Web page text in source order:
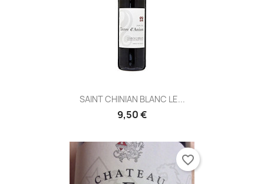
SAINT CHINIAN BLANC LE...
9,50 €
favorite_border